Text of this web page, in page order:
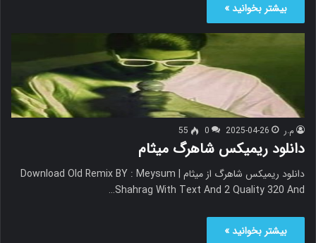
بیشتر بخوانید »
م.ر 2025-04-26
0
55
دانلود ریمیکس شاهرگ میثام
دانلود ریمیکس شاهرگ از میثام Download Old Remix BY : Meysum |
Shahrag With Text And 2 Quality 320 And…
بیشتر بخوانید »